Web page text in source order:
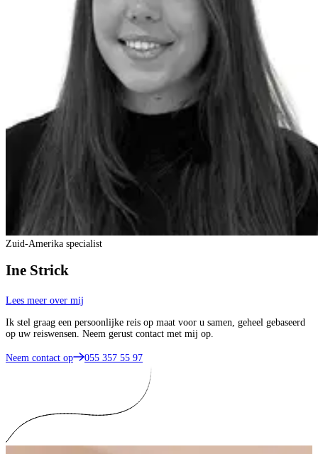
Zuid-Amerika specialist
Ine Strick
Lees meer over mij
Ik stel graag een persoonlijke reis op maat voor u samen, geheel gebaseerd
op uw reiswensen. Neem gerust contact met mij op.
Neem contact op 055 357 55 97